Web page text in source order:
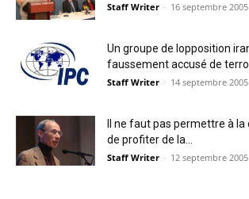
Staff Writer - 16 septembre 2005
Un groupe de lopposition
faussement accusé de
Staff Writer - 14 septembre 2005
Il ne faut pas permettre à
de profiter de la...
Staff Writer - 12 septembre 2005